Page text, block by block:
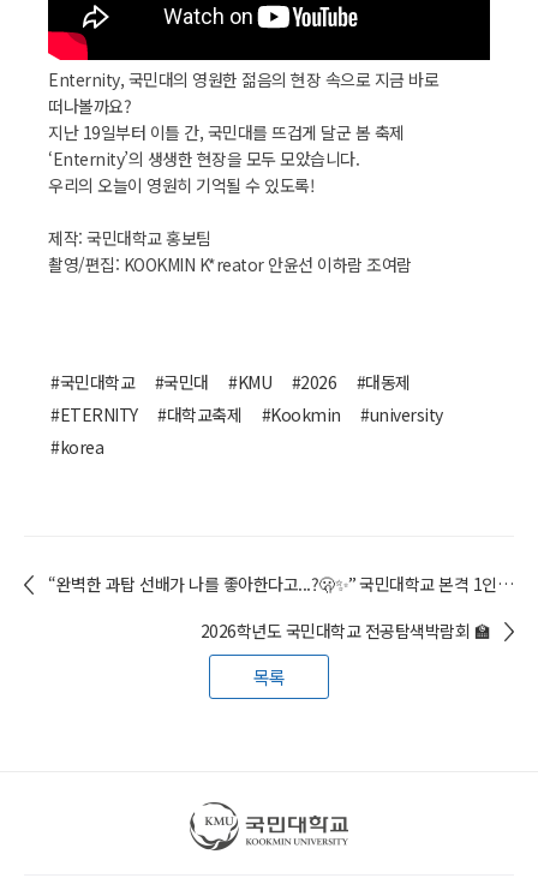
Enternity, 국민대의 영원한 젊음의 현장 속으로 지금 바로
떠나볼까요?
지난 19일부터 이틀 간, 국민대를 뜨겁게 달군 봄 축제
‘Enternity’의 생생한 현장을 모두 모았습니다.
우리의 오늘이 영원히 기억될 수 있도록!
제작: 국민대학교 홍보팀
촬영/편집: KOOKMIN K*reator 안윤선 이하람 조여람
#국민대학교 #국민대 #KMU #2026
#대동제
#ETERNITY
#대학교축제 #Kookmin
#university
#korea
“완벽한 과탑 선배가 나를 좋아한다고...?🫢✨” 국민대학교 본격 1인칭 캠퍼스 드라마!
2026학년도 국민대학교 전공탐색박람회 🏫
목록
국민대학교